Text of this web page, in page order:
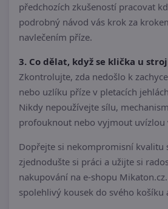
předchozích zkušeností pracovat
podrobný návod vás krok za
navlečením příze.
3. Co dělat, když se klička u
Zkontrolujte, zda nedošlo k
nebo uzlíku příze v pletacích
Nikdy nepoužívejte sílu,
profouknout nebo vyjmout uvízlou
Dopřejte si nekompromisní kvalitu
zjednodušte si práci a užijte si
nakupování na e-shopu
spolehlivý kousek do svého košíku